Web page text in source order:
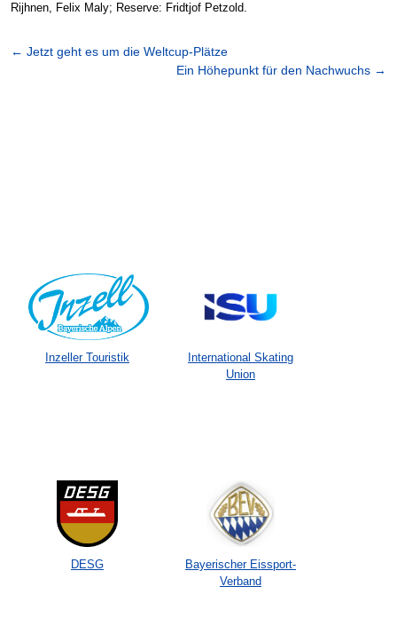
Rijhnen, Felix Maly; Reserve: Fridtjof Petzold.
← Jetzt geht es um die Weltcup-Plätze
Ein Höhepunkt für den Nachwuchs →
Inzeller Touristik
International Skating
Union
DESG
Bayerischer Eissport-
Verband